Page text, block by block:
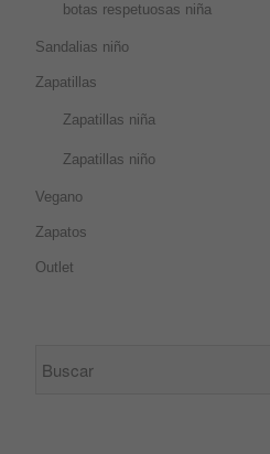
botas respetuosas niña
Sandalias niño
Zapatillas
Zapatillas niña
Zapatillas niño
Vegano
Zapatos
Outlet